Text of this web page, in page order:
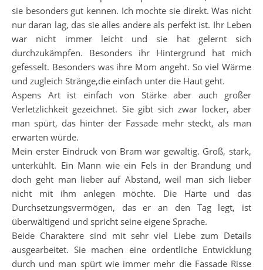
sie besonders gut kennen. Ich mochte sie direkt. Was nicht
nur daran lag, das sie alles andere als perfekt ist. Ihr Leben
war nicht immer leicht und sie hat gelernt sich
durchzukämpfen. Besonders ihr Hintergrund hat mich
gefesselt. Besonders was ihre Mom angeht. So viel Wärme
und zugleich Stränge,die einfach unter die Haut geht.
Aspens Art ist einfach von Stärke aber auch großer
Verletzlichkeit gezeichnet. Sie gibt sich zwar locker, aber
man spürt, das hinter der Fassade mehr steckt, als man
erwarten würde.
Mein erster Eindruck von Bram war gewaltig. Groß, stark,
unterkühlt. Ein Mann wie ein Fels in der Brandung und
doch geht man lieber auf Abstand, weil man sich lieber
nicht mit ihm anlegen möchte. Die Härte und das
Durchsetzungsvermögen, das er an den Tag legt, ist
überwältigend und spricht seine eigene Sprache.
Beide Charaktere sind mit sehr viel Liebe zum Details
ausgearbeitet. Sie machen eine ordentliche Entwicklung
durch und man spürt wie immer mehr die Fassade Risse